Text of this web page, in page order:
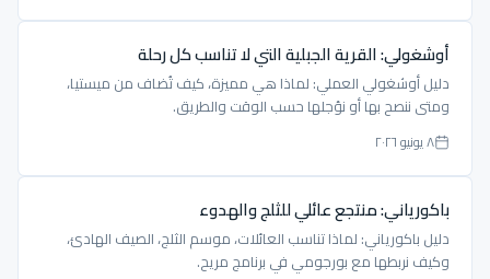
أوشغولي: القرية الجبلية التي لا تناسب كل رحلة
دليل أوشغولي العملي: لماذا هي مميزة، كيف تُضاف من ميستيا،
ومتى ننصح بها أو نؤجلها حسب الوقت والطريق.
٨ يونيو ٢٠٢٦
باكورياني: منتجع عائلي للثلج والهدوء
دليل باكورياني: لماذا تناسب العائلات، موسم الثلج، الصيف الهادئ،
وكيف نربطها مع بورجومي في برنامج مريح.